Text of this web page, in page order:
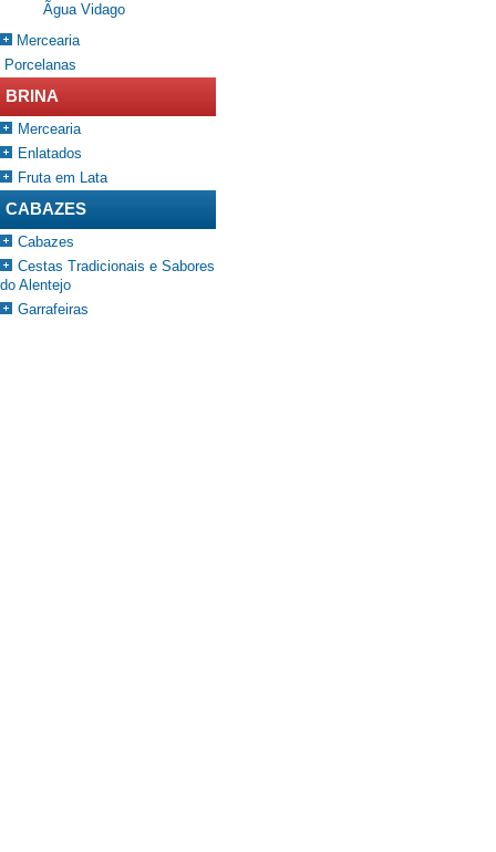
Ãgua Vidago
Mercearia
Porcelanas
BRINA
Mercearia
Enlatados
Fruta em Lata
CABAZES
Cabazes
Cestas Tradicionais e Sabores
do Alentejo
Garrafeiras